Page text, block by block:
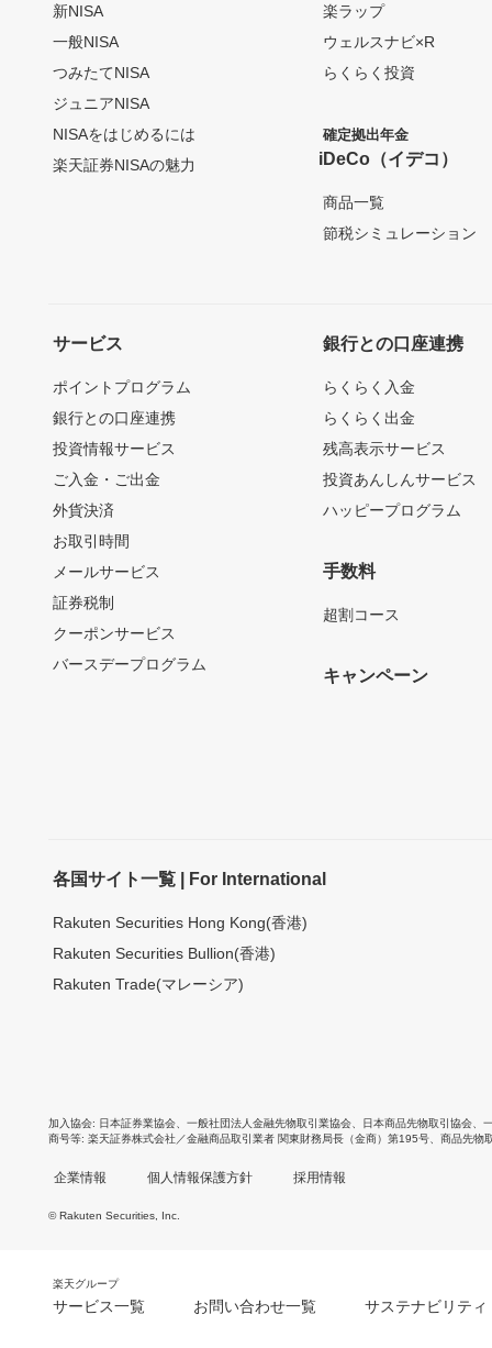
新NISA
一般NISA
つみたてNISA
ジュニアNISA
NISAをはじめるには
楽天証券NISAの魅力
楽ラップ
ウェルスナビ×R
らくらく投資
確定拠出年金
iDeCo（イデコ）
商品一覧
節税シミュレーション
サービス
ポイントプログラム
銀行との口座連携
投資情報サービス
ご入金・ご出金
外貨決済
お取引時間
メールサービス
証券税制
クーポンサービス
バースデープログラム
銀行との口座連携
らくらく入金
らくらく出金
残高表示サービス
投資あんしんサービス
ハッピープログラム
手数料
超割コース
キャンペーン
各国サイト一覧 | For International
Rakuten Securities Hong Kong(香港)
Rakuten Securities Bullion(香港)
Rakuten Trade(マレーシア)
加入協会 日本証券業協会 一般社団法人金融先物取引業協会 日本商品先物取引協会
商号等 楽天証券株式会社／金融商品取引業者 関東財務局長（金商）第195号、商品先物
企業情報 個人情報保護方針 採用情報
© Rakuten Securities, Inc.
楽天グループ
サービス一覧 お問い合わせ一覧 サステナビリティ